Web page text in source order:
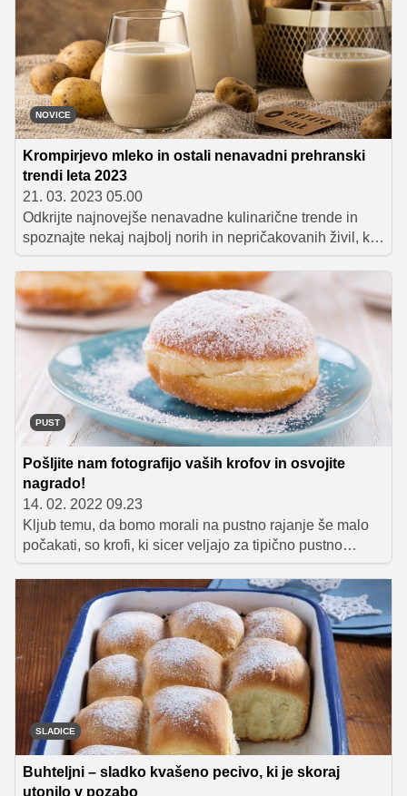
njimi se najde marsikaj zanimivega – od veganskih
krofov in pustnih krofov brez jajc, do bogatih krofov, ki
ostanejo rahli in mehki tudi naslednji dan.
NOVICE
Krompirjevo mleko in ostali nenavadni prehranski
trendi leta 2023
21. 03. 2023 05.00
Odkrijte najnovejše nenavadne kulinarične trende in
spoznajte nekaj najbolj norih in nepričakovanih živil, ki
se v zadnjem času pojavljajo na jedilnikih.
PUST
Pošljite nam fotografijo vaših krofov in osvojite
nagrado!
14. 02. 2022 09.23
Kljub temu, da bomo morali na pustno rajanje še malo
počakati, so krofi, ki sicer veljajo za tipično pustno
sladico, v zadnjih tednih že postali ena izmed najbolj
zaželenih sladic. Če je 'krofomanija' zajela tudi vas in
ste svoje najdražje že razveselili z rahlimi in puhastim
domačimi krofi, vas vabimo, da nam pošljete njihovo
fotografijo in se potegujete za super nagrade.
SLADICE
Buhteljni – sladko kvašeno pecivo, ki je skoraj
utonilo v pozabo